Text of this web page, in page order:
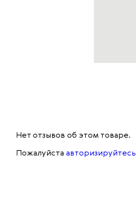
Нет отзывов об этом товаре.
Пожалуйста авторизируйтесь